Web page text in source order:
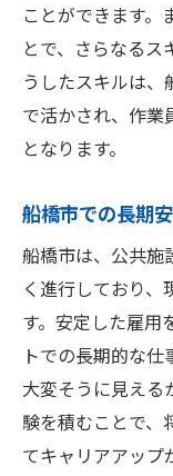
ことができます。
とで、さらなるス
うしたスキルは
で活かされ、作業
となります。
船橋市での長期
船橋市は、公共施
く進行しており
す。安定した雇用
トでの長期的な
大変そうに見える
験を積むことで、
てキャリアアップ